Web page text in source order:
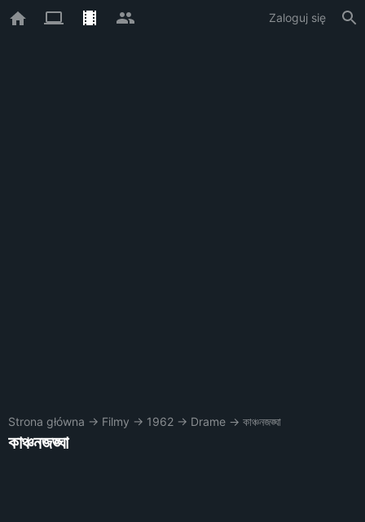
Zaloguj się
Strona główna → Filmy → 1962 → Drame → কাঞ্চনজঙ্ঘা
কাঞ্চনজঙ্ঘা